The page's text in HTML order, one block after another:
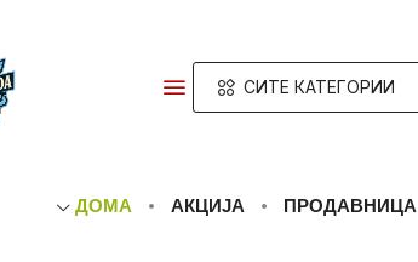
СИТЕ КАТЕГОРИИ
ДОМА АКЦИЈА ПРОДАВНИЦА